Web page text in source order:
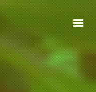
ACCUEIL
À PROPOS
GAMMES
CERTIFICATIONS
RECETTES